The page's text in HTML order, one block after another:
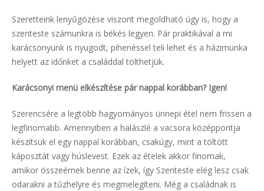
Szeretteink lenyűgözése viszont megoldható úgy is, hogy a
szenteste számunkra is békés legyen. Pár praktikával a mi
karácsonyunk is nyugodt, pihenéssel teli lehet és a házimunka
helyett az időnket a családdal tölthetjük.
Karácsonyi menü elkészítése pár nappal korábban? Igen!
Szerencsére a legtöbb hagyományos ünnepi étel nem frissen a
legfinomabb. Amennyiben a halászlé a vacsora középpontja
készítsük el egy nappal korábban, csakúgy, mint a töltött
káposztát vagy húslevest. Ezek az ételek akkor finomak,
amikor összeérnek benne az ízek, így Szenteste elég lesz csak
odarakni a tűzhelyre és megmelegíteni. Még a családnak is